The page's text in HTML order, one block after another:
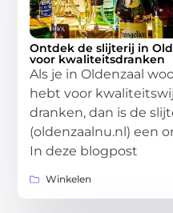
Ontdek de slijterij in
voor kwaliteitsdranken
Als je in Oldenzaal
hebt voor
dranken, dan is de
(oldenzaalnu.nl) een
In deze blogpost
Winkelen